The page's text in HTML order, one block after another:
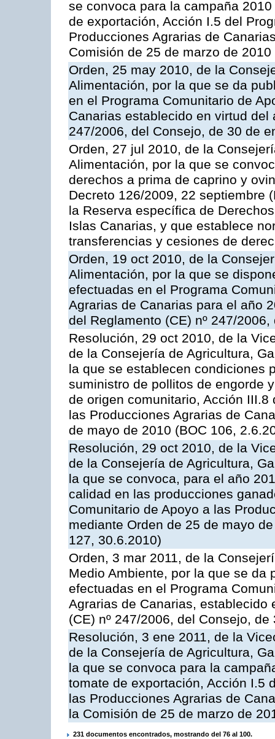
se convoca para la campaña
de exportación, Acción I.5 del
Producciones Agrarias de
Comisión de 25 de marzo de 2010
Orden, 25 may 2010, de la
Alimentación, por la que se da
en el Programa Comunitario de
Canarias establecido en virtud del
247/2006, del Consejo, de 30 de
Orden, 27 jul 2010, de la
Alimentación, por la que se
derechos a prima de caprino y
Decreto 126/2009, 22 septiembre
la Reserva específica de
Islas Canarias, y que establece
transferencias y cesiones de
Orden, 19 oct 2010, de la
Alimentación, por la que se
efectuadas en el Programa
Agrarias de Canarias para el año
del Reglamento (CE) nº 247/
Resolución, 29 oct 2010, de la
de la Consejería de Agricultura,
la que se establecen condiciones
suministro de pollitos de engorde
de origen comunitario, Acción
las Producciones Agrarias de
de mayo de 2010 (BOC 106,
Resolución, 29 oct 2010, de la
de la Consejería de Agricultura,
la que se convoca, para el año
calidad en las producciones
Comunitario de Apoyo a las
mediante Orden de 25 de mayo
127, 30.6.2010)
Orden, 3 mar 2011, de la
Medio Ambiente, por la que se da
efectuadas en el Programa
Agrarias de Canarias,
(CE) nº 247/2006, del Consejo,
Resolución, 3 ene 2011, de la
de la Consejería de Agricultura,
la que se convoca para la
tomate de exportación, Acción I.5
las Producciones Agrarias de
la Comisión de 25 de marzo de
231 documentos encontrados, mostrando del 76 al 100.